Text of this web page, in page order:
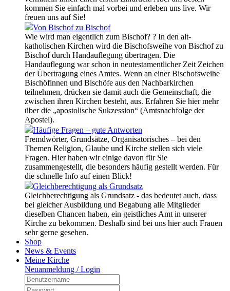
kommen Sie einfach mal vorbei und erleben uns live. Wir
freuen uns auf Sie!
Von Bischof zu Bischof
Wie wird man eigentlich zum Bischof? ? In den alt-
katholischen Kirchen wird die Bischofsweihe von Bischof zu
Bischof durch Handauflegung übertragen. Die
Handauflegung war schon in neutestamentlicher Zeit Zeichen
der Übertragung eines Amtes. Wenn an einer Bischofsweihe
Bischöfinnen und Bischöfe aus den Nachbarkirchen
teilnehmen, drücken sie damit auch die Gemeinschaft, die
zwischen ihren Kirchen besteht, aus. Erfahren Sie hier mehr
über die „apostolische Sukzession“ (Amtsnachfolge der
Apostel).
Häufige Fragen – gute Antworten
Fremdwörter, Grundsätze, Organisatorisches – bei den
Themen Religion, Glaube und Kirche stellen sich viele
Fragen. Hier haben wir einige davon für Sie
zusammengestellt, die besonders häufig gestellt werden. Für
die schnelle Info auf einen Blick!
Gleichberechtigung als Grundsatz
Gleichberechtigung als Grundsatz - das bedeutet auch, dass
bei gleicher Ausbildung und Begabung alle Mitglieder
dieselben Chancen haben, ein geistliches Amt in unserer
Kirche zu bekommen. Deshalb sind bei uns hier auch Frauen
sehr gerne gesehen.
Shop
News & Events
Meine Kirche
Neuanmeldung / Login